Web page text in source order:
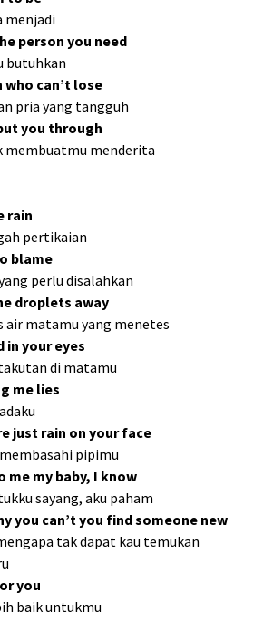
menjadi
person you need
butuhkan
who can’t lose
pria yang tangguh
you through
membuatmu menderita
rain
pertikaian
blame
perlu disalahkan
droplets away
air matamu yang menetes
in your eyes
di matamu
me lies
just rain on your face
pipimu
me my baby, I know
sayang, aku paham
you can’t you find someone new
tak dapat kau temukan
you
baik untukmu